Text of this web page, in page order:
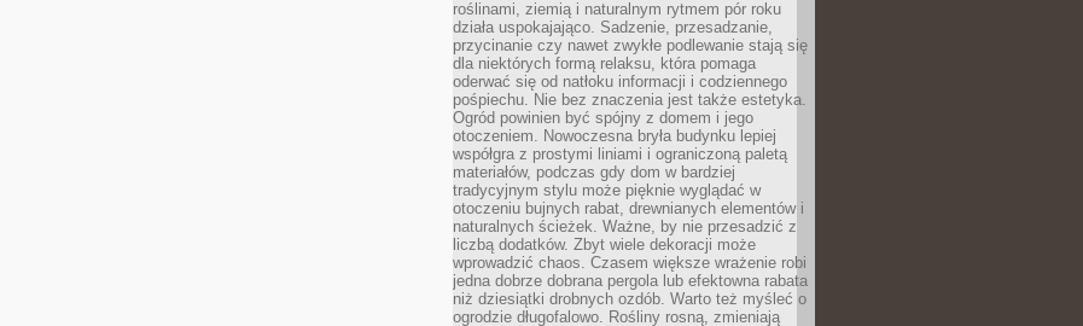
roślinami, ziemią i naturalnym rytmem pór roku
działa uspokajająco. Sadzenie, przesadzanie,
przycinanie czy nawet zwykłe podlewanie stają się
dla niektórych formą relaksu, która pomaga
oderwać się od natłoku informacji i codziennego
pośpiechu. Nie bez znaczenia jest także estetyka.
Ogród powinien być spójny z domem i jego
otoczeniem. Nowoczesna bryła budynku lepiej
współgra z prostymi liniami i ograniczoną paletą
materiałów, podczas gdy dom w bardziej
tradycyjnym stylu może pięknie wyglądać w
otoczeniu bujnych rabat, drewnianych elementów i
naturalnych ścieżek. Ważne, by nie przesadzić z
liczbą dodatków. Zbyt wiele dekoracji może
wprowadzić chaos. Czasem większe wrażenie robi
jedna dobrze dobrana pergola lub efektowna rabata
niż dziesiątki drobnych ozdób. Warto też myśleć o
ogrodzie długofalowo. Rośliny rosną, zmieniają